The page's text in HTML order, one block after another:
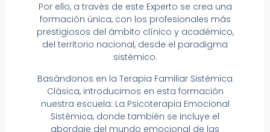
Por ello, a través de este Experto se crea una
formación única, con los profesionales más
prestigiosos del ámbito clínico y académico,
del territorio nacional, desde el paradigma
sistémico.
Basándonos en la Terapia Familiar Sistémica
Clásica, introducimos en esta formación
nuestra escuela: La Psicoterapia Emocional
Sistémica, donde también se incluye el
abordaje del mundo emocional de las